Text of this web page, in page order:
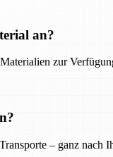
an?
zur
– ganz nach